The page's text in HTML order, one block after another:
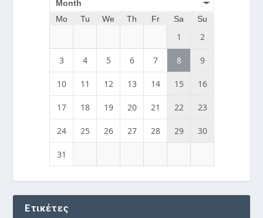
Month
Mo
Tu We Th Fr Sa Su
1 2
3 4 5 6 7 8 9
10 11 12 13 14 15 16
17 18 19 20 21 22 23
24 25 26 27 28 29 30
31
Ετικέτες